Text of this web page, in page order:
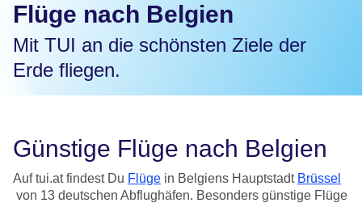
Flüge nach Belgien
Mit TUI an die schönsten Ziele der
Erde fliegen.
Günstige Flüge nach Belgien
Auf tui.at findest Du Flüge in Belgiens Hauptstadt Brüssel
von 13 deutschen Abflughäfen. Besonders günstige Flüge